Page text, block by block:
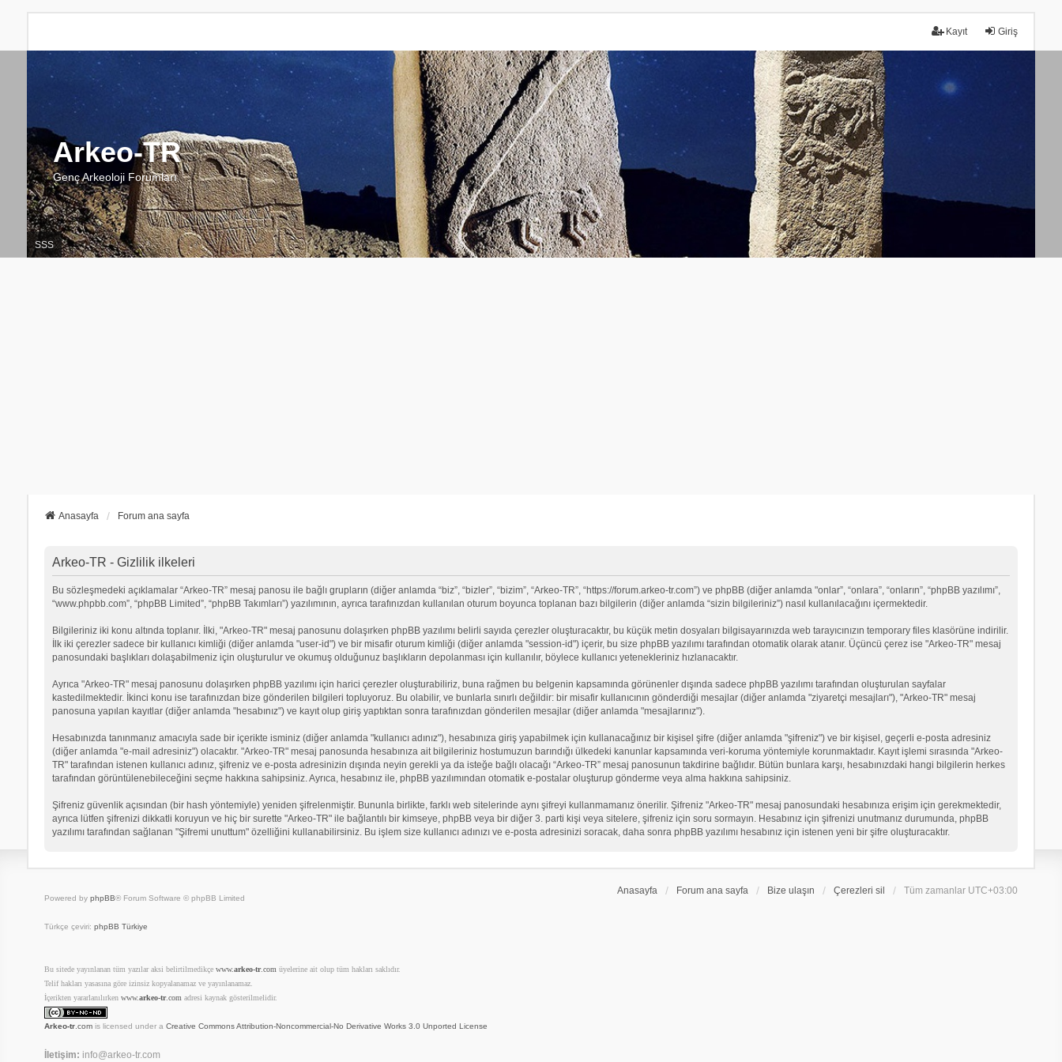
Giriş
Kayıt
Arkeo-TR
Genç Arkeoloji Forumları
SSS
Anasayfa Forum ana sayfa
Arkeo-TR - Gizlilik ilkeleri
Bu sözleşmedeki açıklamalar “Arkeo-TR” mesaj panosu ile bağlı grupların (diğer anlamda “biz”, “bizler”, “bizim”, “Arkeo-TR”, “https://forum.arkeo-tr.com”) ve phpBB (diğer anlamda "onlar”, “onlara”, “onların”, “phpBB yazılımı”,
“www.phpbb.com”, “phpBB Limited”, “phpBB Takımları”) yazılımının, ayrıca tarafınızdan kullanılan oturum boyunca toplanan bazı bilgilerin (diğer anlamda “sizin bilgileriniz”) nasıl kullanılacağını içermektedir.
Bilgileriniz iki konu altında toplanır. İlki, "Arkeo-TR" mesaj panosunu dolaşırken phpBB yazılımı belirli sayıda çerezler oluşturacaktır, bu küçük metin dosyaları bilgisayarınızda web tarayıcınızın temporary files klasörüne indirilir.
İlk iki çerezler sadece bir kullanıcı kimliği (diğer anlamda "user-id") ve bir misafir oturum kimliği (diğer anlamda "session-id") içerir, bu size phpBB yazılımı tarafından otomatik olarak atanır. Üçüncü çerez ise "Arkeo-TR" mesaj
panosundaki başlıkları dolaşabilmeniz için oluşturulur ve okumuş olduğunuz başlıkların depolanması için kullanılır, böylece kullanıcı yetenekleriniz hızlanacaktır.
Ayrıca "Arkeo-TR" mesaj panosunu dolaşırken phpBB yazılımı için harici çerezler oluşturabiliriz, buna rağmen bu belgenin kapsamında görünenler dışında sadece phpBB yazılımı tarafından oluşturulan sayfalar
kastedilmektedir. İkinci konu ise tarafınızdan bize gönderilen bilgileri topluyoruz. Bu olabilir, ve bunlarla sınırlı değildir: bir misafir kullanıcının gönderdiği mesajlar (diğer anlamda "ziyaretçi mesajları"), "Arkeo-TR" mesaj
panosuna yapılan kayıtlar (diğer anlamda "hesabınız") ve kayıt olup giriş yaptıktan sonra tarafınızdan gönderilen mesajlar (diğer anlamda "mesajlarınız").
Hesabınızda tanınmanız amacıyla sade bir içerikte isminiz (diğer anlamda "kullanıcı adınız"), hesabınıza giriş yapabilmek için kullanacağınız bir kişisel şifre (diğer anlamda "şifreniz") ve bir kişisel, geçerli e-posta adresiniz
(diğer anlamda "e-mail adresiniz") olacaktır. "Arkeo-TR" mesaj panosunda hesabınıza ait bilgileriniz hostumuzun barındığı ülkedeki kanunlar kapsamında veri-koruma yöntemiyle korunmaktadır. Kayıt işlemi sırasında "Arkeo-
TR" tarafından istenen kullanıcı adınız, şifreniz ve e-posta adresinizin dışında neyin gerekli ya da isteğe bağlı olacağı “Arkeo-TR” mesaj panosunun takdirine bağlıdır. Bütün bunlara karşı, hesabınızdaki hangi bilgilerin herkes
tarafından görüntülenebileceğini seçme hakkına sahipsiniz. Ayrıca, hesabınız ile, phpBB yazılımından otomatik e-postalar oluşturup gönderme veya alma hakkına sahipsiniz.
Şifreniz güvenlik açısından (bir hash yöntemiyle) yeniden şifrelenmiştir. Bununla birlikte, farklı web sitelerinde aynı şifreyi kullanmamanız önerilir. Şifreniz "Arkeo-TR" mesaj panosundaki hesabınıza erişim için gerekmektedir,
ayrıca lütfen şifrenizi dikkatli koruyun ve hiç bir surette "Arkeo-TR" ile bağlantılı bir kimseye, phpBB veya bir diğer 3. parti kişi veya sitelere, şifreniz için soru sormayın. Hesabınız için şifrenizi unutmanız durumunda, phpBB
yazılımı tarafından sağlanan "Şifremi unuttum" özelliğini kullanabilirsiniz. Bu işlem size kullanıcı adınızı ve e-posta adresinizi soracak, daha sonra phpBB yazılımı hesabınız için istenen yeni bir şifre oluşturacaktır.
Anasayfa Forum ana sayfa Bize ulaşın Çerezleri sil Tüm zamanlar UTC+03:00
Powered by phpBB® Forum Software © phpBB Limited
Türkçe çeviri: phpBB Türkiye
Bu sitede yayınlanan tüm yazılar aksi belirtilmedikçe www.arkeo-tr.com üyelerine ait olup tüm hakları saklıdır.
Telif hakları yasasına göre izinsiz kopyalanamaz ve yayınlanamaz.
İçerikten yararlanılırken www.arkeo-tr.com adresi kaynak gösterilmelidir.
Arkeo-tr.comis licensed under a Creative Commons Attribution-Noncommercial-No Derivative Works 3.0 Unported License
İletişim: info@arkeo-tr.com